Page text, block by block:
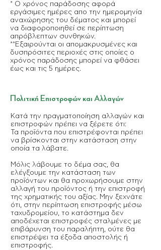
* Ο χρόνος παράδοσης αφορά
εργάσιμες ημέρες απο την ημερομηνία
αναχώρησης του δέματος και μπορεί
να διαφοροποιηθεί σε περίπτωση
απρόβλεπτων συνθηκών.
**Εξαιρούνται οι απομακρυσμένες και
δυσπρόσιτες περιοχές στις οποίες ο
χρόνος παράδοσης μπορεί να φθάσει
έως και τις 5 ημέρες.
Πολιτική Επιστροφών και Αλλαγών
Κατά την πραγματοποίηση αλλαγών και
επιστροφών πρέπει να ξέρετε ότι:
Τα προϊόντα που επιστρέφονται πρέπει
να βρίσκονται στην κατάσταση στην
οποία τα λάβατε.
Μόλις λάβουμε το δέμα σας, θα
ελέγξουμε την κατάσταση των
προϊόντων και θα προχωρήσουμε στην
αλλαγή του προϊόντος ή την επιστροφή
της χρηματικής του αξίας. Μην ξεχνάτε
ότι, στην περίπτωση επιστροφής μέσω
ταχυδρομείου, το κατάστημα δεν
αποδέχεται επιστροφές σταλμένες με
επιβάρυνση του παραλήπτη, ούτε θα
επιστρέψει τα έξοδα αποστολής ή
επιστροφής.